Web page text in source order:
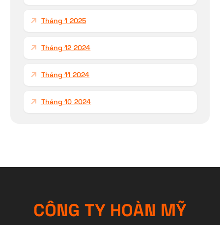
Tháng 1 2025
Tháng 12 2024
Tháng 11 2024
Tháng 10 2024
CÔNG TY HOÀN MỸ